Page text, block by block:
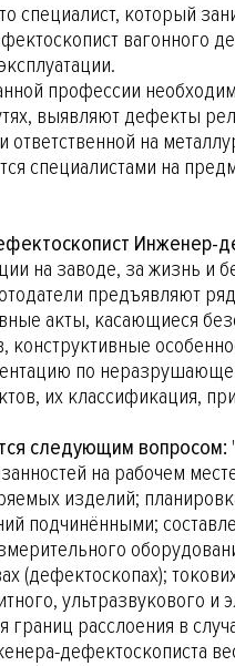
специалист, который
вагонного
профессии
выявляют дефекты
ответственной на
специалистами на
Инженер-
на заводе, за жизнь и
предъявляют
акты, касающиеся
по
их классификация,
следующим вопросом:
на рабочем
изделий;
подчинёнными;
(дефектоскопах);
ультразвукового и
границ расслоения в
дефектоскописта